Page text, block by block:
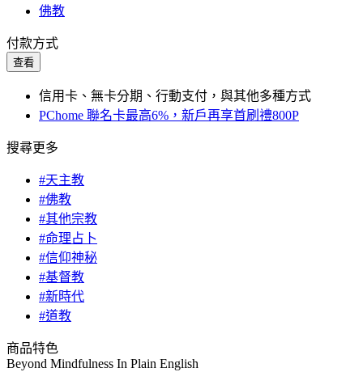
佛教
付款方式
查看
信用卡、無卡分期、行動支付，與其他多種方式
PChome 聯名卡最高6%，新戶再享首刷禮800P
搜尋更多
#天主教
#佛教
#其他宗教
#命理占卜
#信仰神秘
#基督教
#新時代
#道教
商品特色
Beyond Mindfulness In Plain English